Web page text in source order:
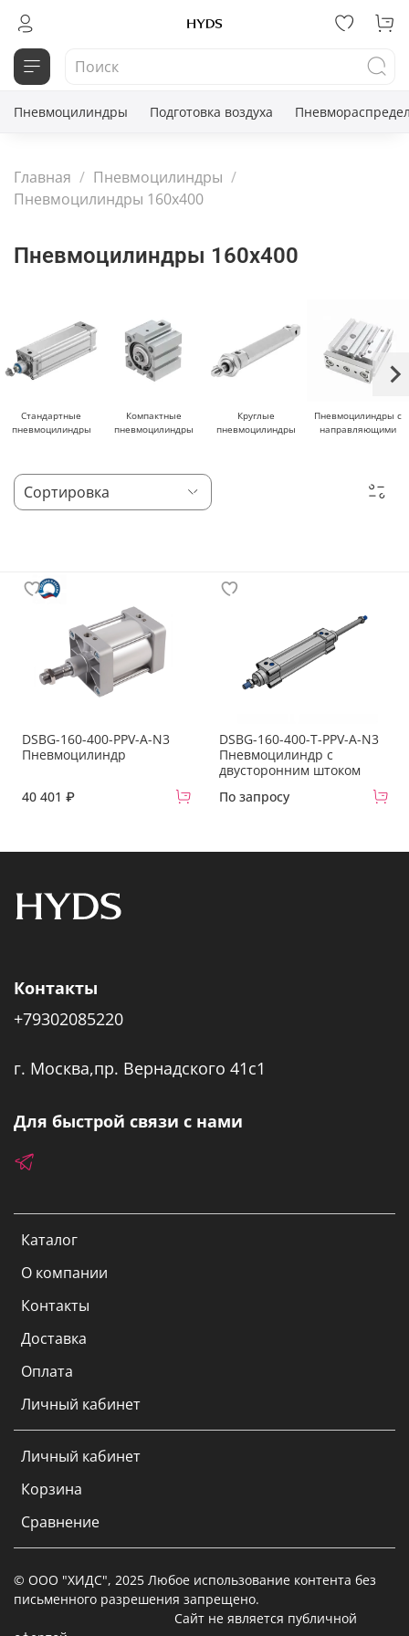
Пневмоцилиндры Подготовка воздуха
Главная
Пневмоцилиндры
Пневмоцилиндры 160x400
Пневмоцилиндры 160x400
Стандартные
пневмоцилиндры
Компактные
пневмоцилиндры
Круглые
пневмоцилиндры
Пневмоцилиндры с
направляющими
DSBG-160-400-PPV-A-N3
Пневмоцилиндр
40 401 ₽
DSBG-160-400-T-PPV-A-N3
Пневмоцилиндр с
двусторонним штоком
По запросу
Каталог
О компании
Контакты
Доставка
Оплата
Личный кабинет
Личный кабинет
Корзина
Сравнение
Контакты
+79302085220
г. Москва,пр. Вернадского 41с1
Для быстрой связи с нами
© ООО "ХИДС", 2025 Любое использование контента без
письменного разрешения запрещено.
Сайт не является публичной